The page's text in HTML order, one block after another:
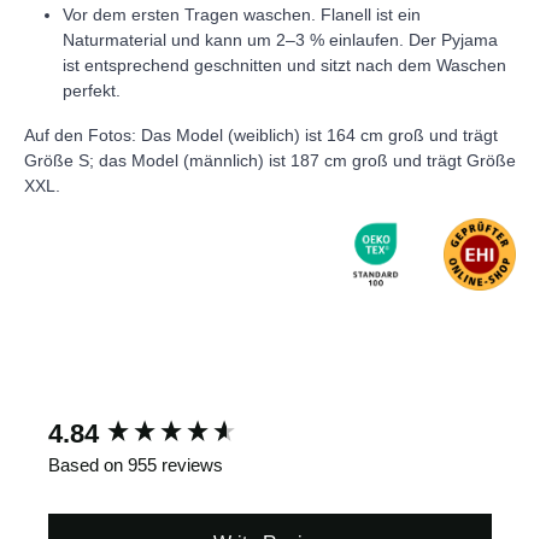
Vor dem ersten Tragen waschen. Flanell ist ein
Naturmaterial und kann um 2–3 % einlaufen. Der Pyjama
ist entsprechend geschnitten und sitzt nach dem Waschen
perfekt.
Auf den Fotos: Das Model (weiblich) ist 164 cm groß und trägt
Größe S; das Model (männlich) ist 187 cm groß und trägt Größe
XXL.
4.84
Based on 955 reviews
New content loaded